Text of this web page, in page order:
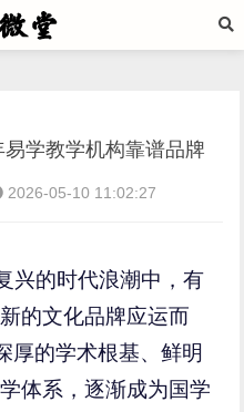
学教学机构靠谱品牌
2026-05-10 11:02:27
兴的时代浪潮中，有
的文化品牌应运而
厚的学术根基、鲜明
体系，逐渐成为国学